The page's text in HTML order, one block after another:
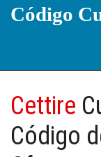
Código
Cettire
Código